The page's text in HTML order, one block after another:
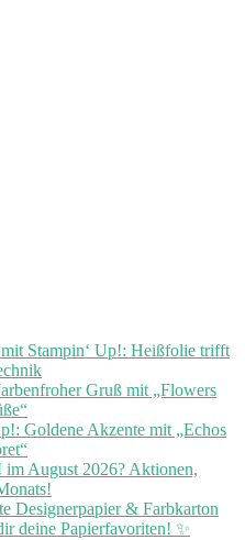
Stampin‘ Up!: Heißfolie trifft
Gruß mit „Flowers
Goldene Akzente mit „Echos
im August 2026? Aktionen,
Designerpapier & Farbkarton
deine Papierfavoriten! ✨